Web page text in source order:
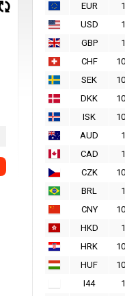
EUR 1
USD
1
GBP
1
CHF
SEK
DKK
ISK
AUD
1
CAD
1
CZK
BRL
1
CNY
HKD
1
HRK
HUF
I44
1